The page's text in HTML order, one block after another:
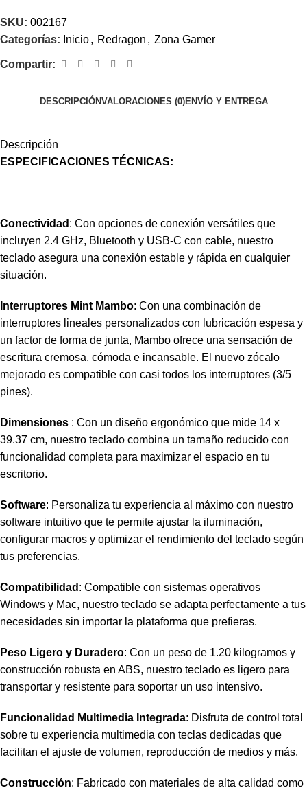
SKU: 002167
Categorías: Inicio, Redragon , Zona Gamer
Compartir:
DESCRIPCIÓNVALORACIONES (0)ENVÍO Y ENTREGA
Descripción
ESPECIFICACIONES TÉCNICAS:
Conectividad : Con opciones de conexión versátiles que
incluyen 2.4 GHz, Bluetooth y USB-C con cable, nuestro
teclado asegura una conexión estable y rápida en cualquier
situación.
Interruptores Mint Mambo: Con una combinación de
interruptores lineales personalizados con lubricación espesa y
un factor de forma de junta, Mambo ofrece una sensación de
escritura cremosa, cómoda e incansable. El nuevo zócalo
mejorado es compatible con casi todos los interruptores (3/5
pines).
Dimensiones : Con un diseño ergonómico que mide 14 x
39.37 cm, nuestro teclado combina un tamaño reducido con
funcionalidad completa para maximizar el espacio en tu
escritorio.
Software: Personaliza tu experiencia al máximo con nuestro
software intuitivo que te permite ajustar la iluminación,
configurar macros y optimizar el rendimiento del teclado según
tus preferencias.
Compatibilidad : Compatible con sistemas operativos
Windows y Mac, nuestro teclado se adapta perfectamente a tus
necesidades sin importar la plataforma que prefieras.
Peso Ligero y Duradero: Con un peso de 1.20 kilogramos y
construcción robusta en ABS, nuestro teclado es ligero para
transportar y resistente para soportar un uso intensivo.
Funcionalidad Multimedia Integrada: Disfruta de control total
sobre tu experiencia multimedia con teclas dedicadas que
facilitan el ajuste de volumen, reproducción de medios y más.
Construcción: Fabricado con materiales de alta calidad como